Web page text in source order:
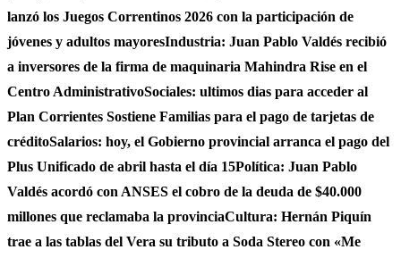
lanzó los Juegos Correntinos 2026 con la participación de
jóvenes y adultos mayoresIndustria: Juan Pablo Valdés recibió
a inversores de la firma de maquinaria Mahindra Rise en el
Centro AdministrativoSociales: ultimos dias para acceder al
Plan Corrientes Sostiene Familias para el pago de tarjetas de
créditoSalarios: hoy, el Gobierno provincial arranca el pago del
Plus Unificado de abril hasta el día 15Política: Juan Pablo
Valdés acordó con ANSES el cobro de la deuda de $40.000
millones que reclamaba la provinciaCultura: Hernán Piquín
trae a las tablas del Vera su tributo a Soda Stereo con «Me